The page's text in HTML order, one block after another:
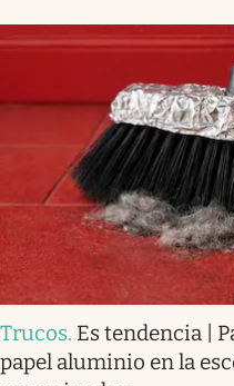
Trucos. Es tendencia |
papel aluminio en la